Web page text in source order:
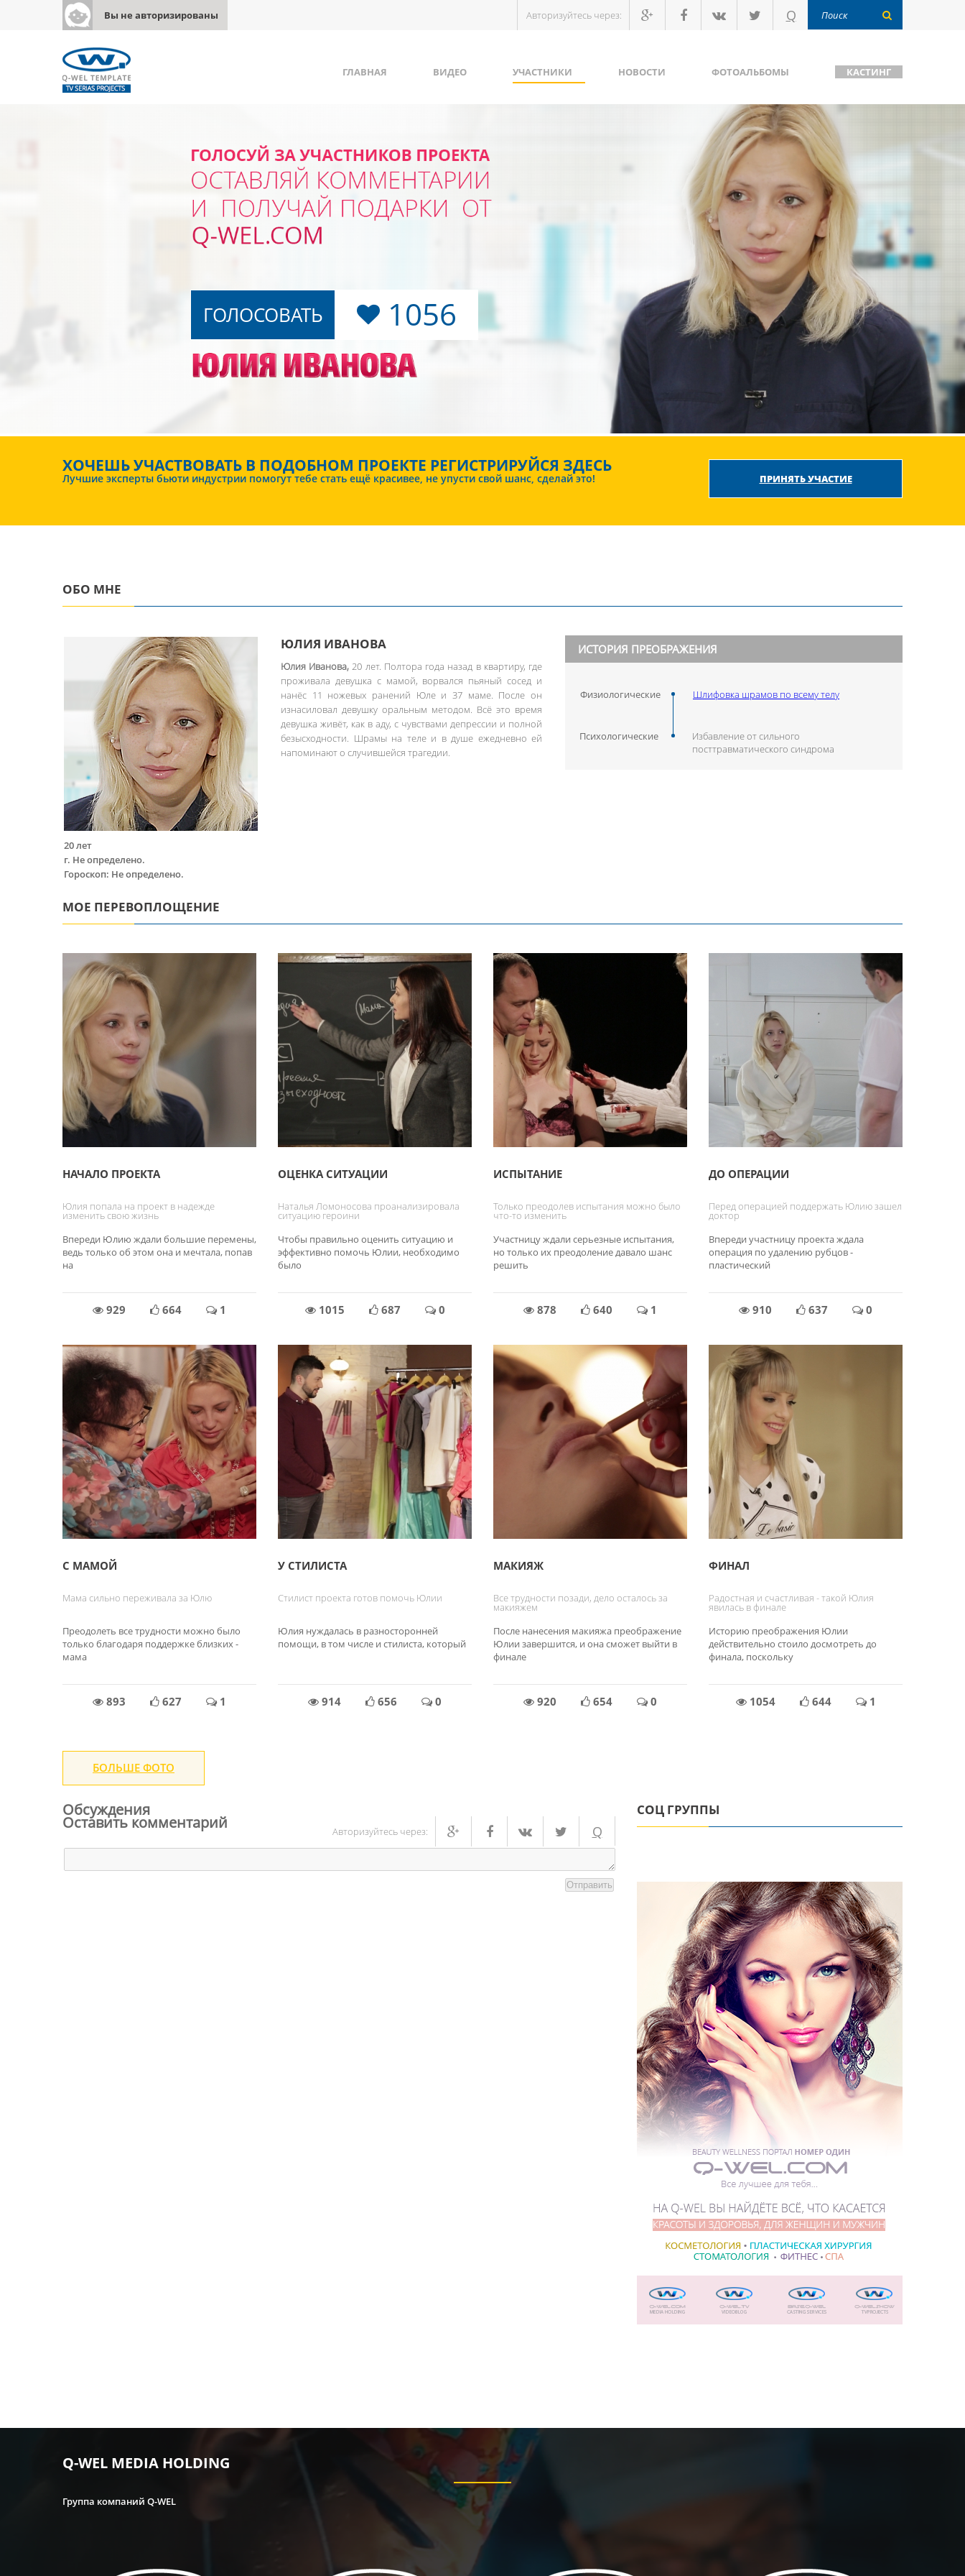
Вы не авторизированы Авторизуйтесь через: Q
ГЛАВНАЯ ВИДЕО УЧАСТНИКИ НОВОСТИ ФОТОАЛЬБОМЫ КАСТИНГ
ГОЛОСОВАТЬ 1056
ХОЧЕШЬ УЧАСТВОВАТЬ В ПОДОБНОМ ПРОЕКТЕ РЕГИСТРИРУЙСЯ ЗДЕСЬ
Лучшие эксперты бьюти индустрии помогут тебе стать ещё красивее, не упусти свой шанс, сделай это! ПРИНЯТЬ УЧАСТИЕ
ОБО МНЕ
20 лет
г. Не определено.
Гороскоп: Не определено.
ЮЛИЯ ИВАНОВА
Юлия Иванова, 20 лет. Полтора года назад в квартиру, где
проживала девушка с мамой, ворвался пьяный сосед и
нанёс 11 ножевых ранений Юле и 37 маме. После он
изнасиловал девушку оральным методом. Всё это время
девушка живёт, как в аду, с чувствами депрессии и полной
безысходности. Шрамы на теле и в душе ежедневно ей
напоминают о случившейся трагедии.
ИСТОРИЯ ПРЕОБРАЖЕНИЯ
Физиологические Шлифовка шрамов по всему телу
Психологические
Избавление от сильного
посттравматического синдрома
МОЕ ПЕРЕВОПЛОЩЕНИЕ
НАЧАЛО ПРОЕКТА
Юлия попала на проект в надежде
изменить свою жизнь
Впереди Юлию ждали большие перемены,
ведь только об этом она и мечтала, попав
на
929 664 1
ОЦЕНКА СИТУАЦИИ
Наталья Ломоносова проанализировала
ситуацию героини
Чтобы правильно оценить ситуацию и
эффективно помочь Юлии, необходимо
было
1015 687 0
ИСПЫТАНИЕ
Только преодолев испытания можно было
что-то изменить
Участницу ждали серьезные испытания,
но только их преодоление давало шанс
решить
878 640 1
ДО ОПЕРАЦИИ
Перед операцией поддержать Юлию зашел
доктор
Впереди участницу проекта ждала
операция по удалению рубцов -
пластический
910 637 0
С МАМОЙ
Мама сильно переживала за Юлю
Преодолеть все трудности можно было
только благодаря поддержке близких -
мама
893 627 1
У СТИЛИСТА
Стилист проекта готов помочь Юлии
Юлия нуждалась в разносторонней
помощи, в том числе и стилиста, который
914 656 0
МАКИЯЖ
Все трудности позади, дело осталось за
макияжем
После нанесения макияжа преображение
Юлии завершится, и она сможет выйти в
финале
920 654 0
ФИНАЛ
Радостная и счастливая - такой Юлия
явилась в финале
Историю преображения Юлии
действительно стоило досмотреть до
финала, поскольку
1054 644 1
БОЛЬШЕ ФОТО
Обсуждения
Оставить комментарий Авторизуйтесь через: Q
Отправить
СОЦ ГРУППЫ
Q-WEL MEDIA HOLDING
Группа компаний Q-WEL